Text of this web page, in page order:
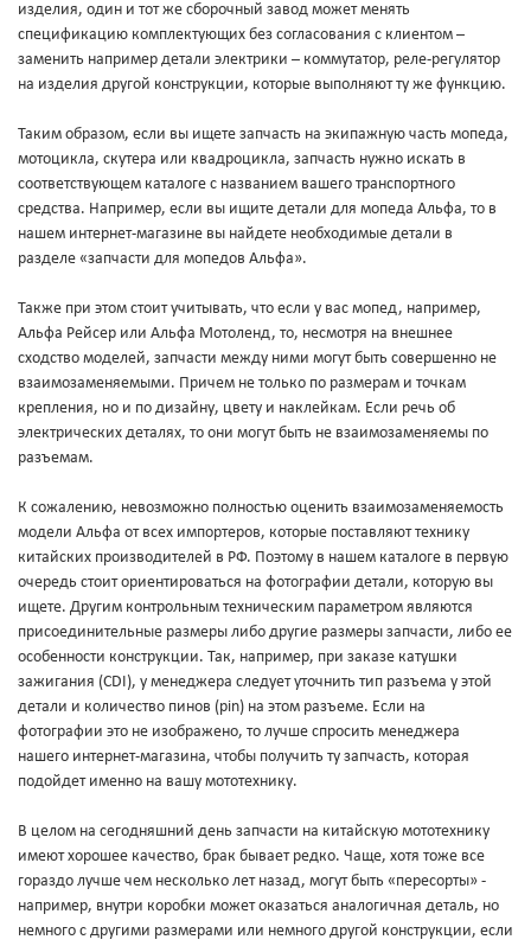
изделия, один и тот же сборочный завод может менять
спецификацию комплектующих без согласования с клиентом –
заменить например детали электрики – коммутатор, реле-регулятор
на изделия другой конструкции, которые выполняют ту же функцию.
Таким образом, если вы ищете запчасть на экипажную часть мопеда,
мотоцикла, скутера или квадроцикла, запчасть нужно искать в
соответствующем каталоге с названием вашего транспортного
средства. Например, если вы ищите детали для мопеда Альфа, то в
нашем интернет-магазине вы найдете необходимые детали в
разделе «запчасти для мопедов Альфа».
Также при этом стоит учитывать, что если у вас мопед, например,
Альфа Рейсер или Альфа Мотоленд, то, несмотря на внешнее
сходство моделей, запчасти между ними могут быть совершенно не
взаимозаменяемыми. Причем не только по размерам и точкам
крепления, но и по дизайну, цвету и наклейкам. Если речь об
электрических деталях, то они могут быть не взаимозаменяемы по
разъемам.
К сожалению, невозможно полностью оценить взаимозаменяемость
модели Альфа от всех импортеров, которые поставляют технику
китайских производителей в РФ. Поэтому в нашем каталоге в первую
очередь стоит ориентироваться на фотографии детали, которую вы
ищете. Другим контрольным техническим параметром являются
присоединительные размеры либо другие размеры запчасти, либо ее
особенности конструкции. Так, например, при заказе катушки
зажигания (CDI), у менеджера следует уточнить тип разъема у этой
детали и количество пинов (pin) на этом разъеме. Если на
фотографии это не изображено, то лучше спросить менеджера
нашего интернет-магазина, чтобы получить ту запчасть, которая
подойдет именно на вашу мототехнику.
В целом на сегодняшний день запчасти на китайскую мототехнику
имеют хорошее качество, брак бывает редко. Чаще, хотя тоже все
гораздо лучше чем несколько лет назад, могут быть «пересорты» -
например, внутри коробки может оказаться аналогичная деталь, но
немного с другими размерами или немного другой конструкции, если